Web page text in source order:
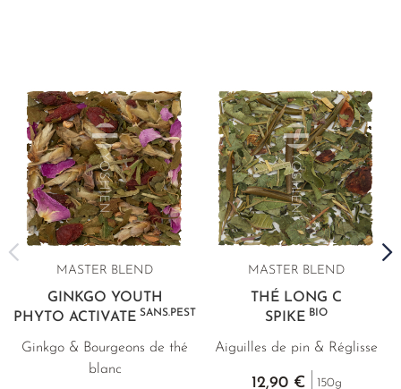
MASTER BLEND
GINKGO YOUTH
PHYTO ACTIVATESANS.PEST
Ginkgo & Bourgeons de thé
blanc
MASTER BLEND
THÉ LONG C
SPIKE BIO
Aiguilles de pin & Réglisse
12,90 € 150g